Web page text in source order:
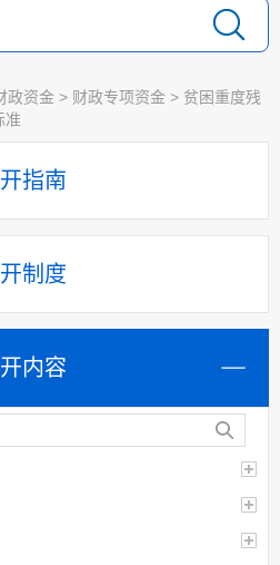
政资金 > 财政专项资金 > 贫困重度残
准
指南
制度
内容